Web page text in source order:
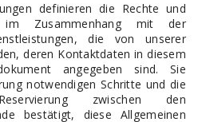
definieren die Rechte und
Zusammenhang mit der
die von unserer
deren Kontaktdaten in diesem
angegeben sind. Sie
notwendigen Schritte und die
zwischen den
bestätigt, diese Allgemeinen